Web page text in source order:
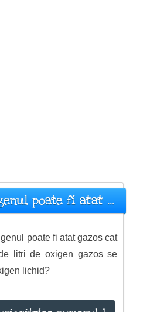
poate fi atat ...
poate fi atat gazos cat
litri de oxigen gazos se
lichid?